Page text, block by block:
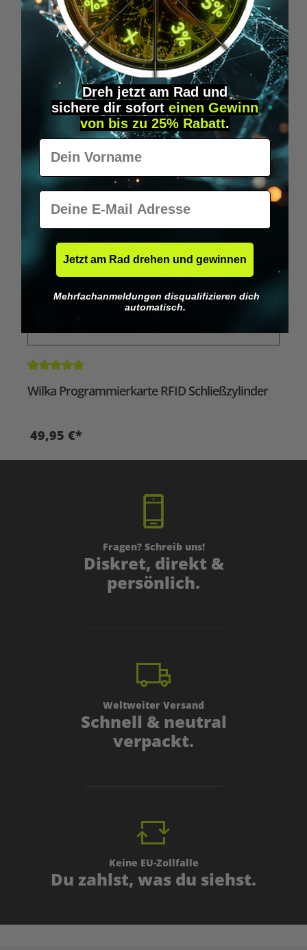
Wilka RFID KeyFobs
19,95 €*
Produktgalerie überspringen
Similar Items
Durchschnittliche Bewertung von 5 von 5 Sternen
Wilka Programmierkarte RFID Schließzylinder
49,95 €*
Fragen? Schreib uns!
Diskret, direkt &
persönlich.
Weltweiter Versand
Schnell & neutral
verpackt.
Keine EU-Zollfalle
Du zahlst, was du siehst.
Dreh jetzt am Rad und
sichere dir sofort einen Gewinn
von bis zu 25% Rabatt.
Vorname
E-Mail
Jetzt am Rad drehen und gewinnen
Mehrfachanmeldungen disqualifizieren dich
automatisch.